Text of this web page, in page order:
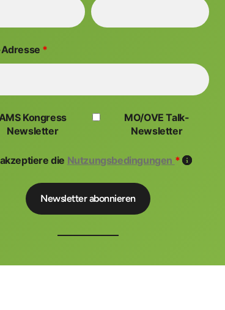
*
Kongress
Newsletter
MO/OVE Talk-
Newsletter
die Nutzungsbedingungen *